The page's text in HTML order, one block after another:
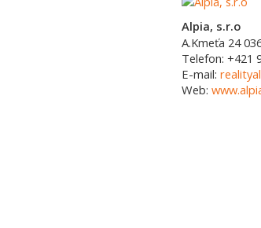
Alpia, s.r.o
A.Kmeťa 24
Telefon: +421
E-mail:
Web: